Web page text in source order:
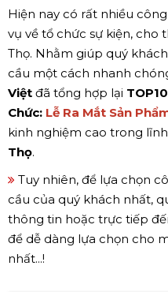
Hiện nay có rất nhiều
vụ về tổ chức sự kiện, cho
Thọ. Nhằm giúp quý
cầu một cách nhanh
Việt đã tổng hợp lại
Chức: Lễ Ra Mắt Sản
kinh nghiệm cao trong
Thọ.
Tuy nhiên, để lựa chọn
cầu của quý khách nhất,
thông tin hoặc trực tiếp
để dễ dàng lựa chọn cho
nhất...!